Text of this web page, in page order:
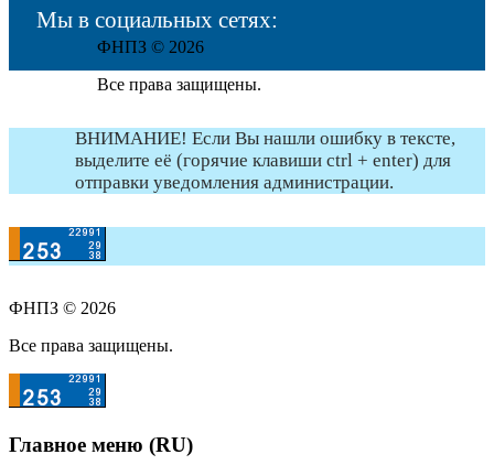
Мы в социальных сетях:
ФНПЗ © 2026
Все права защищены.
ВНИМАНИЕ! Если Вы нашли ошибку в тексте,
выделите её (горячие клавиши ctrl + enter) для
отправки уведомления администрации.
ФНПЗ © 2026
Все права защищены.
Главное меню (RU)